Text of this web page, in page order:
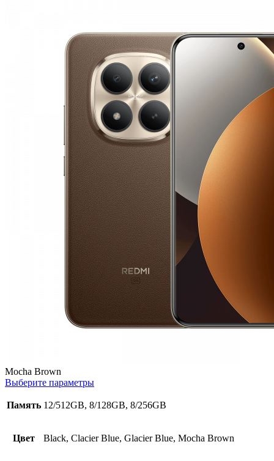
Mocha Brown
Выберите параметры
Память 12/512GB, 8/128GB, 8/256GB
Цвет Black, Clacier Blue, Glacier Blue, Mocha Brown